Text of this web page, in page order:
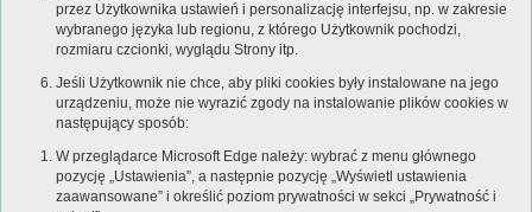
przez Użytkownika ustawień i personalizację interfejsu, np. w zakresie
wybranego języka lub regionu, z którego Użytkownik pochodzi,
rozmiaru czcionki, wyglądu Strony itp.
Jeśli Użytkownik nie chce, aby pliki cookies były instalowane na jego
urządzeniu, może nie wyrazić zgody na instalowanie plików cookies w
następujący sposób:
W przeglądarce Microsoft Edge należy: wybrać z menu głównego
pozycję „Ustawienia”, a następnie pozycję „Wyświetl ustawienia
zaawansowane” i określić poziom prywatności w sekci „Prywatność i